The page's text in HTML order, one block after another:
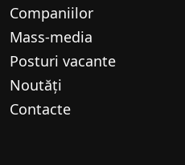
Companiilor
Mass-media
Posturi vacante
Noutăți
Contacte